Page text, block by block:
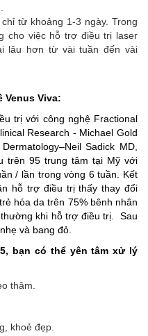
từ khoảng 1-3 ngày. Trong
cho việc hỗ trợ điều trị laser
lâu hơn từ vài tuần đến vài
Venus Viva:
trị với công nghệ Fractional
Research - Michael Gold
Sadick MD,
trên 95 trung tâm tại Mỹ với
/ lần trong vòng 6 tuần. Kết
hỗ trợ điều trị thấy thay đổi
hóa da trên 75% bênh nhân
khi hỗ trợ điều trị. Sau
và bang đỏ.
bạn có thể yên tâm xử lý
thâm.
khoẻ đẹp.